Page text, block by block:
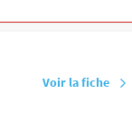
Voir la fiche